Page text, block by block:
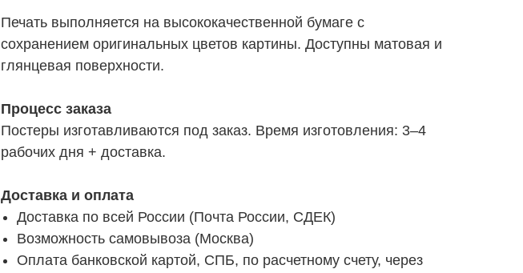
Печать выполняется на высококачественной бумаге с
сохранением оригинальных цветов картины. Доступны матовая и
глянцевая поверхности.
Процесс заказа
Постеры изготавливаются под заказ. Время изготовления: 3–4
рабочих дня + доставка.
Доставка и оплата
Доставка по всей России (Почта России, СДЕК)
Возможность самовывоза (Москва)
Оплата банковской картой, СПБ, по расчетному счету, через